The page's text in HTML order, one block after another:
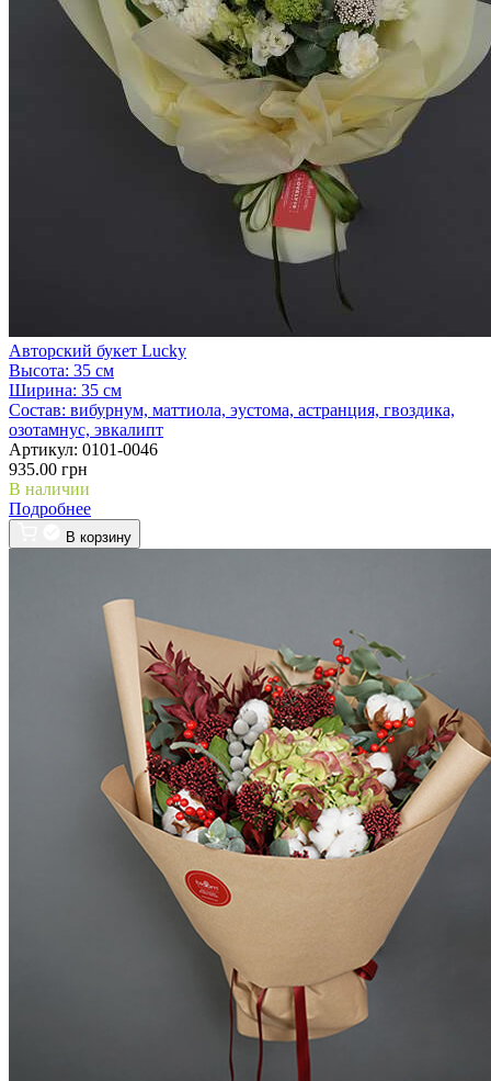
Авторский букет Lucky
Высота: 35 см
Ширина: 35 см
Состав: вибурнум, маттиола, эустома, астранция, гвоздика,
озотамнус, эвкалипт
Артикул: 0101-0046
935.00 грн
В наличии
Подробнее
В корзину